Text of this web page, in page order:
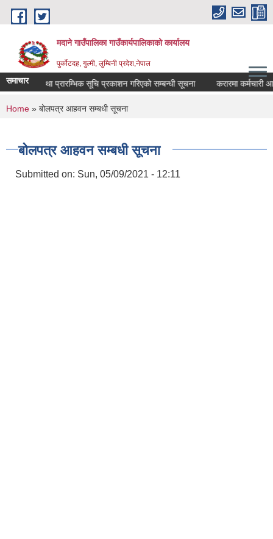
Skip to main content
मदाने गाउँपालिका गाउँकार्यपालिकाको कार्यालय
पुर्कोटदह, गुल्मी, लुम्बिनी प्रदेश,नेपाल
समाचारमिति तथा प्रारम्भिक सूचि प्रकाशन गरिएको सम्बन्धी सूचना करारमा कर्मचारी
You are here
Home » बोलपत्र आहवन सम्बधी सूचना
बोलपत्र आहवन सम्बधी सूचना
Submitted on: Sun, 05/09/2021 - 12:11